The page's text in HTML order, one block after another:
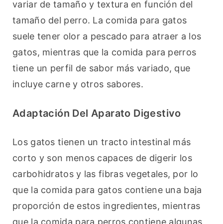
variar de tamaño y textura en función del
tamaño del perro. La comida para gatos
suele tener olor a pescado para atraer a los
gatos, mientras que la comida para perros
tiene un perfil de sabor más variado, que
incluye carne y otros sabores.
Adaptación Del Aparato Digestivo
Los gatos tienen un tracto intestinal más
corto y son menos capaces de digerir los
carbohidratos y las fibras vegetales, por lo
que la comida para gatos contiene una baja
proporción de estos ingredientes, mientras
que la comida para perros contiene algunas